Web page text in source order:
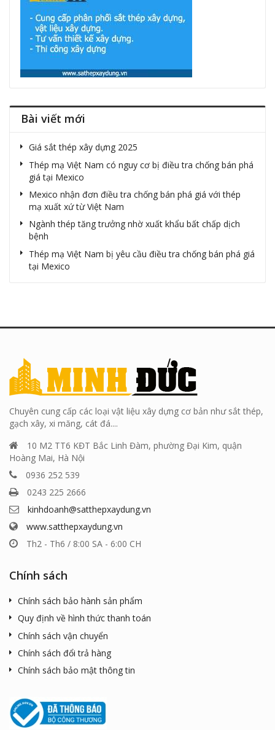
Bài viết mới
Giá sắt thép xây dựng 2025
Thép mạ Việt Nam có nguy cơ bị điều tra chống bán phá
giá tại Mexico
Mexico nhận đơn điều tra chống bán phá giá với thép
mạ xuất xứ từ Việt Nam
Ngành thép tăng trưởng nhờ xuất khẩu bất chấp dịch
bệnh
Thép mạ Việt Nam bị yêu cầu điều tra chống bán phá giá
tại Mexico
Chuyên cung cấp các loại vật liệu xây dựng cơ bản như sắt thép,
gạch xây, xi măng, cát đá....
10 M2 TT6 KĐT Bắc Linh Đàm, phường Đại Kim, quận
Hoàng Mai, Hà Nội
0936 252 539
0243 225 2666
kinhdoanh@satthepxaydung.vn
www.satthepxaydung.vn
Th2 - Th6 / 8:00 SA - 6:00 CH
Chính sách
Chính sách bảo hành sản phẩm
Quy định về hình thức thanh toán
Chính sách vận chuyển
Chính sách đổi trả hàng
Chính sách bảo mật thông tin